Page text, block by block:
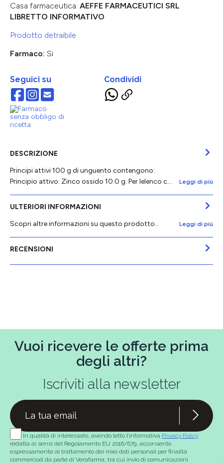
Casa farmaceutica: AEFFE FARMACEUTICI SRL
LIBRETTO INFORMATIVO
Prodotto detraibile
Farmaco: Si
Seguici su Condividi
DESCRIZIONE
Principi attivi 100 g di unguento contengono:
Principio attivo: Zinco ossido 10.0 g. Per lelenco c…
Leggi di più
ULTERIORI INFORMAZIONI
Scopri altre informazioni su questo prodotto...
Leggi di più
RECENSIONI
Vuoi ricevere le offerte prima
degli altri?
Iscriviti alla newsletter
In qualità di interessato, avendo letto l’informativa Privacy Policy
redatta ai sensi del Regolamento EU 2016/679, acconsento
espressamente al trattamento dei miei dati personali per finalità
commerciali da parte di Verafarma, tra cui invio di comunicazioni